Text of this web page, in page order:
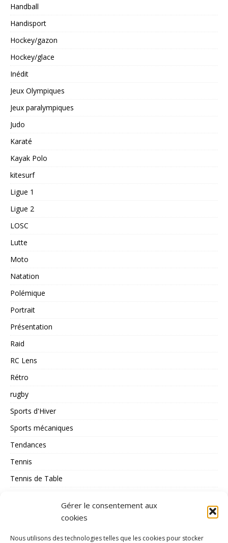
Gérer le consentement aux
cookies
Nous utilisons des technologies telles que les cookies pour stocker
Handball
Handisport
Hockey/gazon
Hockey/glace
Inédit
Jeux Olympiques
Jeux paralympiques
Judo
Karaté
Kayak Polo
kitesurf
Ligue 1
Ligue 2
LOSC
Lutte
Moto
Natation
Polémique
Portrait
Présentation
Raid
RC Lens
Rétro
rugby
Sports d'Hiver
Sports mécaniques
Tendances
Tennis
Tennis de Table